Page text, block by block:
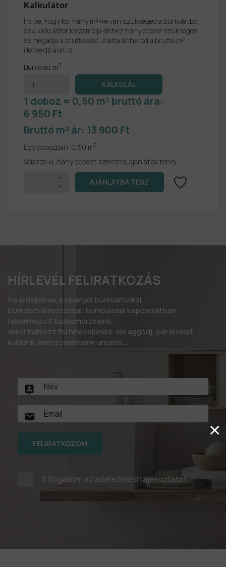
Kalkulátor
Írd be, hogy kb. hány m²-re van szükséged a burkolatból
és a kalkulátor kiszámolja ehhez hány doboz szükséges
és megadja a bruttó árat. Alatta láthatod a bruttó m²
illetve db árat is.
Burkolat m2
1 doboz = 0,50 m² bruttó ára:
6 950 Ft
Bruttó m² ár: 13 900 Ft
Egy dobozban: 0,50 m2
Válaszd ki, hány dobozt szeretnél ajánlatba tenni.
HÍRLEVÉL FELIRATKOZÁS
Ha érdekelnek a spanyol burkolatokkal,
burkolatválasztással, burkolással kapcsolatban
felhalmozott tudásmorzsáink,
akkor iratkozz fel hírlevelünkre. Ne aggódj, pár levelet
küldünk, nem szeretnénk untatni….
FELIRATKOZOM
Elfogadom az adatezelési tájékoztatót
×